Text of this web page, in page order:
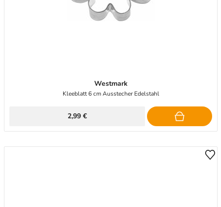
Westmark
Kleeblatt 6 cm Ausstecher Edelstahl
2,99 €